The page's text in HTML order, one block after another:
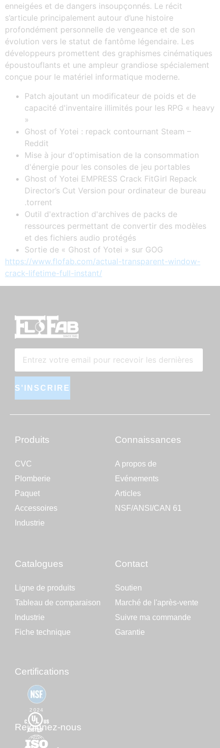
enneigées et de dangers insoupçonnés. Le récit
s’articule principalement autour d’une histoire
profondément personnelle de vengeance et de son
évolution vers le statut de fantôme légendaire. Les
développeurs promettent des graphismes cinématiques
époustouflants et une ampleur grandiose spécialement
conçue pour le matériel informatique moderne.
Patch ajoutant un modificateur de poids et de
capacité d'inventaire illimités pour les RPG « heavy
»
Ghost of Yotei : repack contournant Steam –
Reddit
Mise à jour d'optimisation de la consommation
d'énergie pour les consoles de jeu portables
Ghost of Yotei EMPRESS Crack FitGirl Repack
Director’s Cut Version pour ordinateur de bureau
.torrent
Outil d'extraction d'archives de packs de
ressources permettant de convertir des modèles
et des fichiers audio protégés
Sortie de « Ghost of Yotei » sur GOG
https://www.flofab.com/actual-transparent-window-
crack-lifetime-full-instant/
S'INSCRIRE
Produits
CVC
Plomberie
Paquet
Accessoires
Industrie
Connaissances
A propos de
Evénements
Articles
NSF/ANSI/CAN 61
Catalogues
Ligne de produits
Tableau de comparaison
Industrie
Fiche technique
Contact
Soutien
Marché de l'après-vente
Suivre ma commande
Garantie
Certifications
2024
Rejoignez-nous